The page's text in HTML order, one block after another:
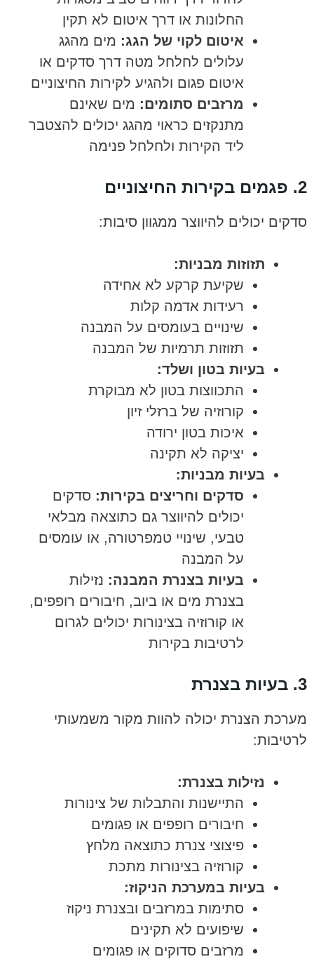
החלונות או דרך איטום לא תקין
איטום לקוי של הגג: מים מהגג
עלולים לחלחל מטה דרך סדקים או
איטום פגום ולהגיע לקירות החיצוניים
מרזבים סתומים: מים שאינם
מתנקזים כראוי מהגג יכולים להצטבר
ליד הקירות ולחלחל פנימה
2. פגמים בקירות החיצוניים
סדקים יכולים להיווצר ממגוון סיבות:
תזוזות מבניות:
שקיעת קרקע לא אחידה
רעידות אדמה קלות
שינויים בעומסים על המבנה
תזוזות תרמיות של המבנה
בעיות בטון ושלד:
התכווצות בטון לא מבוקרת
קורוזיה של ברזלי זיון
איכות בטון ירודה
יציקה לא תקינה
בעיות מבניות:
סדקים וחריצים בקירות: סדקים
יכולים להיווצר גם כתוצאה מבלאי
טבעי, שינויי טמפרטורה, או עומסים
על המבנה
בעיות בצנרת המבנה: נזילות
בצנרת מים או ביוב, חיבורים רופפים,
או קורוזיה בצינורות יכולים לגרום
לרטיבות בקירות
3. בעיות בצנרת
מערכת הצנרת יכולה להוות מקור משמעותי
לרטיבות:
נזילות בצנרת:
התיישנות והתבלות של צינורות
חיבורים רופפים או פגומים
פיצוצי צנרת כתוצאה מלחץ
קורוזיה בצינורות מתכת
בעיות במערכת הניקוז:
סתימות במרזבים ובצנרת ניקוז
שיפועים לא תקינים
מרזבים סדוקים או פגומים